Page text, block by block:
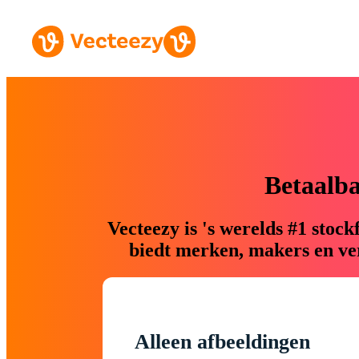
Vecteezy is 's werelds #1
biedt merken, makers en
Alleen afbeeldingen